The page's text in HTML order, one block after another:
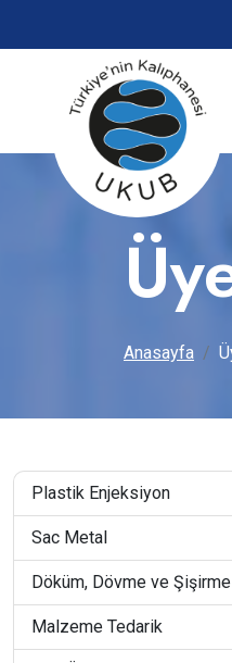
Anasayfa
Plastik Enjeksiyon
Sac Metal
Döküm, Dövme ve Şişirme
Malzeme Tedarik